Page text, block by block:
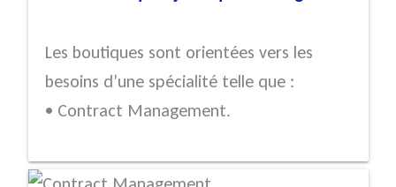
Les boutiques sont orientées vers les
besoins d’une spécialité telle que :
• Contract Management.